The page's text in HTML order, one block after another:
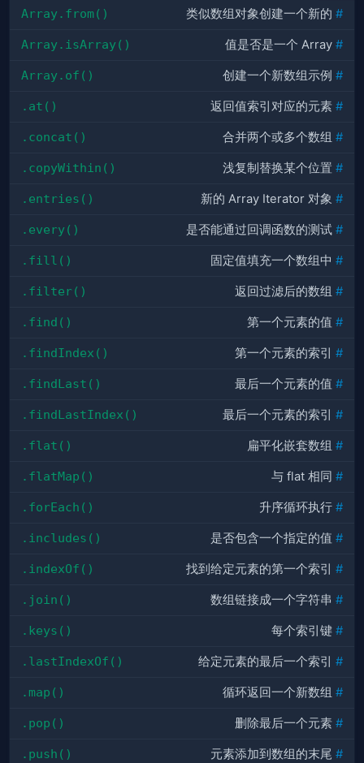
Array.from() 类似数组对象创建一个新的 #
Array.isArray() 值是否是一个 Array #
Array.of() 创建一个新数组示例 #
.at() 返回值索引对应的元素 #
.concat() 合并两个或多个数组 #
.copyWithin() 浅复制替换某个位置 #
.entries() 新的 Array Iterator 对象 #
.every() 是否能通过回调函数的测试 #
.fill() 固定值填充一个数组中 #
.filter() 返回过滤后的数组 #
.find() 第一个元素的值 #
.findIndex() 第一个元素的索引 #
.findLast() 最后一个元素的值 #
.findLastIndex() 最后一个元素的索引 #
.flat() 扁平化嵌套数组 #
.flatMap() 与 flat 相同 #
.forEach() 升序循环执行 #
.includes() 是否包含一个指定的值 #
.indexOf() 找到给定元素的第一个索引 #
.join() 数组链接成一个字符串 #
.keys() 每个索引键 #
.lastIndexOf() 给定元素的最后一个索引 #
.map() 循环返回一个新数组 #
.pop() 删除最后一个元素 #
.push() 元素添加到数组的末尾 #